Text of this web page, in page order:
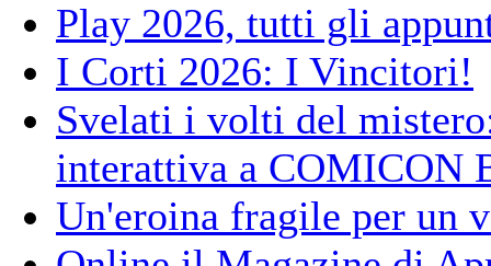
Play 2026, tutti gli
I Corti 2026: I Vincitori!
Svelati i volti del
interattiva a COMICON
Un'eroina fragile per un